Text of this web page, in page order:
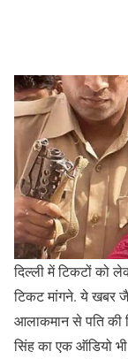
दिल्ली में टिकटों को
टिकट मांगने. ये खबर
आलाकमान से पति की
सिंह का एक ऑडियो